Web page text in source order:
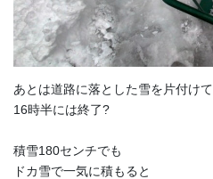
あとは道路に落とした雪を片付けて
16時半には終了?
積雪180センチでも
ドカ雪で一気に積もると